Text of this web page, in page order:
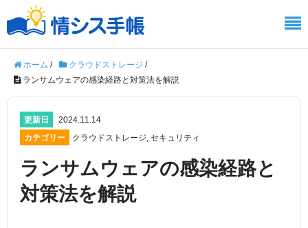
ホーム / クラウドストレージ /
ランサムウェアの感染経路と対策法を解説
更新日
2024.11.14
カテゴリー
クラウドストレージ, セキュリティ
ランサムウェアの感染経路と
対策法を解説